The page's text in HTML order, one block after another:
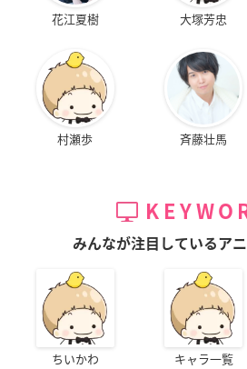
花江夏樹 大塚芳忠
村瀬歩 斉藤壮馬
みんなが注目しているア
ちいかわ キャラ一覧